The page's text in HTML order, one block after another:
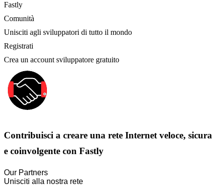
Fastly
Comunità
Unisciti agli sviluppatori di tutto il mondo
Registrati
Crea un account sviluppatore gratuito
Contribuisci a creare una rete Internet veloce, sicura
e coinvolgente con Fastly
Our Partners
Unisciti alla nostra rete